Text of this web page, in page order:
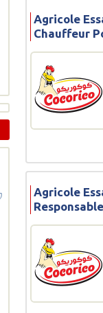
Agricole
Chauffeur
Agricole